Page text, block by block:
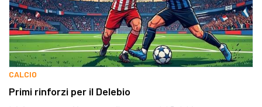
CALCIO
Primi rinforzi per il Delebio